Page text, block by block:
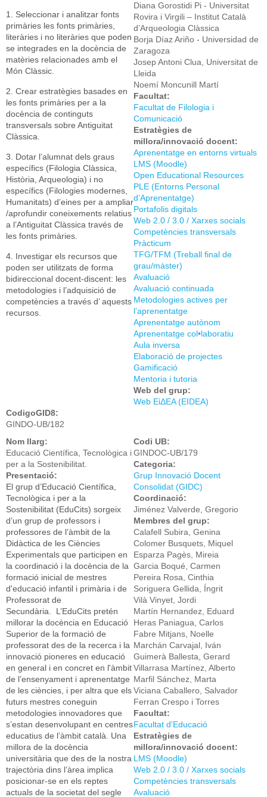
1. Seleccionar i analitzar fonts
primàries les fonts primàries,
literàries i no literàries que poden
se integrades en la docència de
matèries relacionades amb el
Món Clàssic.
2. Crear estratègies basades en
les fonts primàries per a la
docència de continguts
transversals sobre Antiguitat
Clàssica.
3. Dotar l’alumnat dels graus
específics (Filologia Clàssica,
Història, Arqueologia) i no
específics (Filologies modernes,
Humanitats) d’eines per a ampliar
/aprofundir coneixements relatius
a l’Antiguitat Clàssica través de
les fonts primàries.
4. Investigar els recursos que
poden ser utilitzats de forma
bidireccional docent-discent: les
metodologies i l’adquisició de
competències a través d’ aquests
recursos.
Diana Gorostidi Pi - Universitat
Rovira i Virgili – Institut Català
d’Arqueologia Clàssica
Borja Díaz Ariño - Universidad de
Zaragoza
Josep Antoni Clua, Universitat de
Lleida
Noemí Moncunill Martí
Facultat:
Facultat de Filologia i
Comunicació
Estratègies de
millora/innovació docent:
Aprenentatge en entorns virtuals
LMS (Moodle)
Open Educational Resources
PLE (Entorns Personal
d’Aprenentatge)
Portafolis digitals
Web 2.0 / 3.0 / Xarxes socials
Competències transversals
Pràcticum
TFG/TFM (Treball final de
grau/màster)
Avaluació
Avaluació continuada
Metodologies actives per
l’aprenentatge
Aprenentatge autònom
Aprenentatge col•laboratiu
Aula inversa
Elaboració de projectes
Gamificació
Mentoria i tutoria
Web del grup:
Web ΕἰΔEΑ (EIDEA)
CodigoGID8:
GINDO-UB/182
Nom llarg:
Educació Científica, Tecnològica i
per a la Sostenibilitat.
Presentació:
El grup d’Educació Científica,
Tecnològica i per a la
Sostenibilitat (EduCits) sorgeix
d’un grup de professors i
professores de l’àmbit de la
Didàctica de les Ciències
Experimentals que participen en
la coordinació i la docència de la
formació inicial de mestres
d'educació infantil i primària i de
Professorat de
Secundària. L’EduCits pretén
millorar la docència en Educació
Superior de la formació de
professorat des de la recerca i la
innovació pioneres en educació
en general i en concret en l'àmbit
de l’ensenyament i aprenentatge
de les ciències, i per altra que els
futurs mestres coneguin
metodologies innovadores que
s’estan desenvolupant en centres
educatius de l’àmbit català. Una
millora de la docència
universitària que des de la nostra
trajectòria dins l’àrea implica
posicionar-se en els reptes
actuals de la societat del segle
Codi UB:
GINDOC-UB/179
Categoria:
Grup Innovació Docent
Consolidat (GIDC)
Coordinació:
Jiménez Valverde, Gregorio
Membres del grup:
Calafell Subira, Genina
Colomer Busquets, Miquel
Esparza Pagès, Mireia
Garcia Boqué, Carmen
Pereira Rosa, Cinthia
Soriguera Gellida, Íngrit
Vilà Vinyet, Jordi
Martín Hernandez, Eduard
Heras Paniagua, Carlos
Fabre Mitjans, Noelle
Marchán Carvajal, Iván
Guimerà Ballesta, Gerard
Villarrasa Martínez, Alberto
Marfil Sánchez, Marta
Viciana Caballero, Salvador
Ferran Crespo i Torres
Facultat:
Facultat d'Educació
Estratègies de
millora/innovació docent:
LMS (Moodle)
Web 2.0 / 3.0 / Xarxes socials
Competències transversals
Avaluació